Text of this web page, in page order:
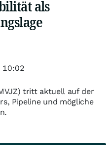
als
tritt aktuell auf der
Pipeline und mögliche
10:02